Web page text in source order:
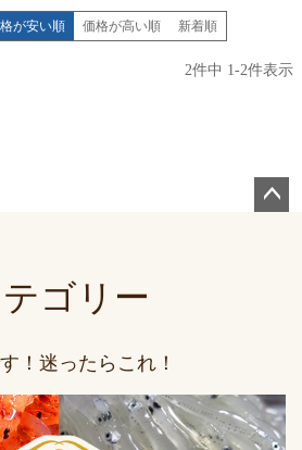
が安い順 価格が高い順 新着順
2件中 1 -2件表示
ゴリー
！迷ったらこれ！